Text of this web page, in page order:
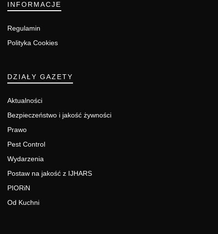
INFORMACJE
Regulamin
Polityka Cookies
DZIAŁY GAZETY
Aktualności
Bezpieczeństwo i jakość żywności
Prawo
Pest Control
Wydarzenia
Postaw na jakość z IJHARS
PIORiN
Od Kuchni